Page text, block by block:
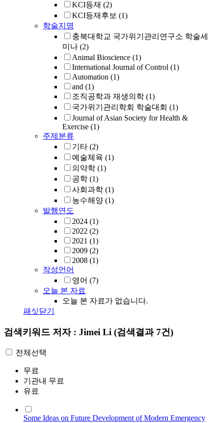
KCI등재 (2)
KCI등재후보 (1)
학술지명
충북대학교 국가위기관리연구소 학술세
미나 (2)
Animal Bioscience (1)
International Journal of Control (1)
Automation (1)
and (1)
조직공학과 재생의학 (1)
국가위기관리학회 학술대회 (1)
Journal of Asian Society for Health &
Exercise (1)
주제분류
기타 (2)
예술체육 (1)
의약학 (1)
공학 (1)
사회과학 (1)
농수해양 (1)
발행연도
2024 (1)
2022 (2)
2021 (1)
2009 (2)
2008 (1)
작성언어
영어 (7)
오늘 본 자료
오늘 본 자료가 없습니다.
패싯닫기
검색키워드 저자 : Jimei Li (검색결과 7건)
전체선택
무료
기관내 무료
유료
Some Ideas on Future Development of Modern Emergency